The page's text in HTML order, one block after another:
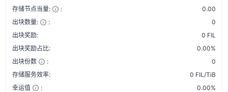
存储节点当量:
:
0.00
出块数量:
:
0
出块奖励:
0 FIL
出块奖励占比:
0.00%
出块份数
:
0
存储服务效率:
0 FIL/TiB
幸运值
: 0.00%